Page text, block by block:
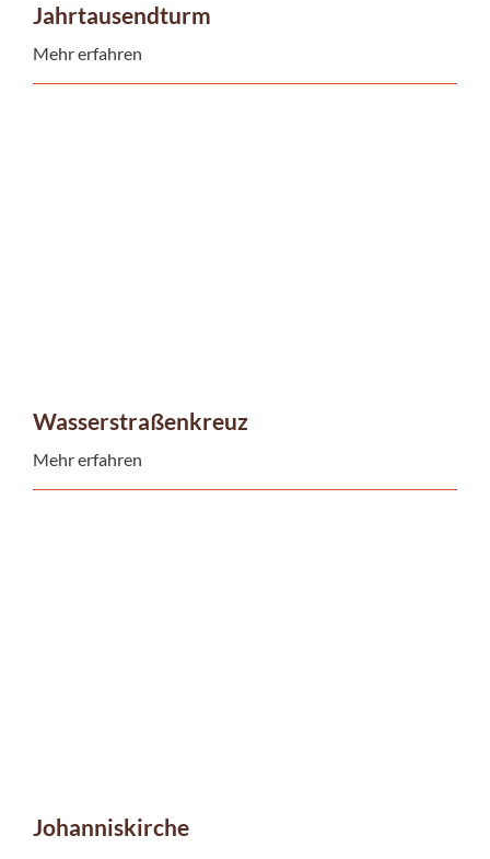
Jahrtausendturm
Mehr erfahren
Wasserstraßenkreuz
Mehr erfahren
Johanniskirche